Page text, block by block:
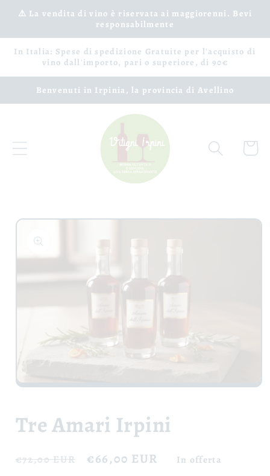
Vai
direttamente
⚠️ La vendita di vino è riservata ai maggiorenni. Bevi
responsabilmente
In Italia: Spese di spedizione Gratuite per l'acquisto di
vino dall'importo, pari o superiore, di 90€
Benvenuti in Irpinia, la provincia di Avellino
Carrello
Passa alle
informazioni
sul prodotto
Apri
in
finestra
Tre Amari Irpini
Prezzo
€72,00 EUR
Prezzo
€66,00 EUR In offerta